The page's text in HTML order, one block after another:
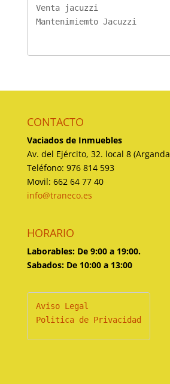
Venta jacuzzi
Mantenimiemto Jacuzzi
CONTACTO
Vaciados de Inmuebles
Av. del Ejército, 32. local 8
Teléfono: 976 814 593
Movil: 662 64 77 40
info@traneco.es
HORARIO
Laborables: De 9:00 a 19:00.
Sabados: De 10:00 a 13:00
Politica de Privacidad